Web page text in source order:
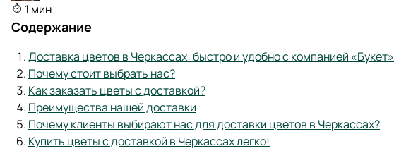
1 мин
Содержание
Доставка цветов в Черкассах: быстро и удобно с компанией «Букет»
Почему стоит выбрать нас?
Как заказать цветы с доставкой?
Преимущества нашей доставки
Почему клиенты выбирают нас для доставки цветов в Черкассах?
Купить цветы с доставкой в Черкассах легко!